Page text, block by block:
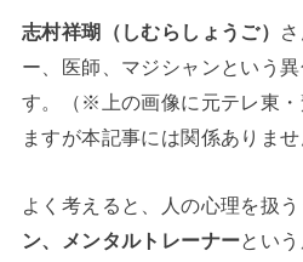
志村祥瑚（しむらしょうご）
ー、医師、マジシャンという
す。（※上の画像に元テレ東
ますが本記事には関係ありませ
よく考えると、人の心理を扱う
ン、メンタルトレーナーとい